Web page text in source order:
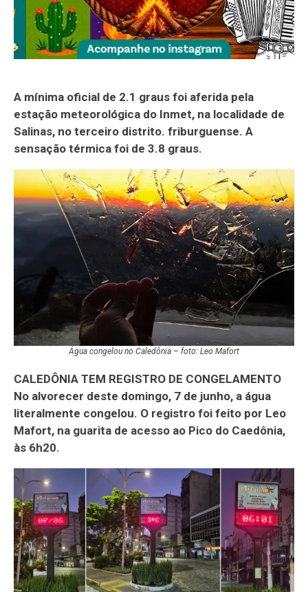
A mínima oficial de 2.1 graus foi aferida pela
estação meteorológica do Inmet, na localidade de
Salinas, no terceiro distrito. friburguense. A
sensação térmica foi de 3.8 graus.
Água congelou no Caledônia – foto: Leo Mafort
CALEDÔNIA TEM REGISTRO DE CONGELAMENTO
No alvorecer deste domingo, 7 de junho, a água
literalmente congelou. O registro foi feito por Leo
Mafort, na guarita de acesso ao Pico do Caedônia,
às 6h20.